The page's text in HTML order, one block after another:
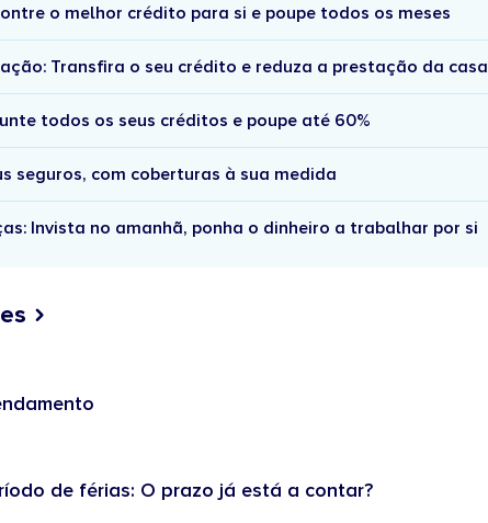
o melhor crédito para si e poupe todos os meses
Transfira o seu crédito e reduza a prestação da casa
todos os seus créditos e poupe até 60%
seguros, com coberturas à sua medida
Invista no amanhã, ponha o dinheiro a trabalhar por si
de férias: O prazo já está a contar?